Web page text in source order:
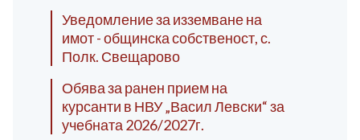
Уведомление за изземване на
имот - общинска собственост, с.
Полк. Свещарово
Обява за ранен прием на
курсанти в НВУ „Васил Левски“ за
учебната 2026/2027г.